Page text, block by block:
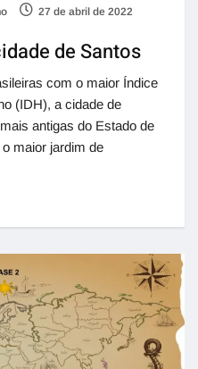
27 de abril de 2022
de Santos
com o maior Índice
(IDH), a cidade de
antigas do Estado de
maior jardim de